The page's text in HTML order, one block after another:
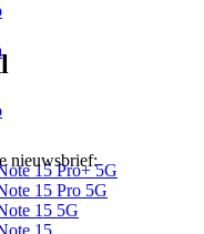
15 Pro+ 5G
15 Pro 5G
15 5G
15
nieuwsbrief: